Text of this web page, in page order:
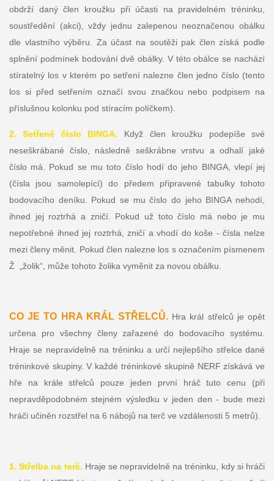
obdrží daný člen kroužku při účasti na pravidelném tréninku,
soustředění (akci), vždy jednu zalepenou neoznačenou obálku
dle vlastního výběru. Za účast na soutěži pak člen získá podle
splnění podmínek bodování dvě obálky. V této obálce se nachází
stíratelný los v kterém po setření nalezne člen jedno číslo (tento
los si před setřením označí svou značkou nebo podpisem na
příslušnou kolonku pod stíracím políčkem).
2. Setřené číslo BINGA. Když člen kroužku podepíše své
neseškrábané číslo, následně seškrábne vrstvu a odhalí jaké
číslo má. Pokud se mu toto číslo hodí do jeho BINGA, vlepí jej
(čísla jsou samolepící) do předem připravené tabulky tohoto
bodovacího deníku. Pokud se mu číslo do jeho BINGA nehodí,
ihned jej roztrhá a zničí. Pokud už toto číslo má nebo je mu
nepotřebné ihned jej roztrhá, zničí a vhodí do koše - čísla nelze
mezi členy měnit. Pokud člen nalezne los s označením písmenem
Ž „žolik“, může tohoto žolika vyměnit za novou obálku.
CO JE TO HRA KRÁL STŘELCŮ. Hra král střelců je opět
určena pro všechny členy zařazené do bodovacího systému.
Hraje se nepravidelně na tréninku a určí nejlepšího střelce dané
tréninkové skupiny. V každé tréninkové skupině NERF získává ve
hře na krále střelců pouze jeden první hráč tuto cenu (při
nepravděpodobném stejném výsledku v jeden den - bude mezi
hráči učiněn rozstřel na 6 nábojů na terč ve vzdálenosti 5 metrů).
1. Střelba na terč. Hraje se nepravidelně na tréninku, kdy si hráči